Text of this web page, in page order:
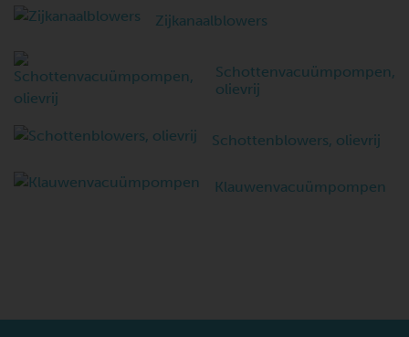
Zijkanaalblowers
Schottenvacuümpompen,
olievrij
Schottenblowers, olievrij
Klauwenvacuümpompen